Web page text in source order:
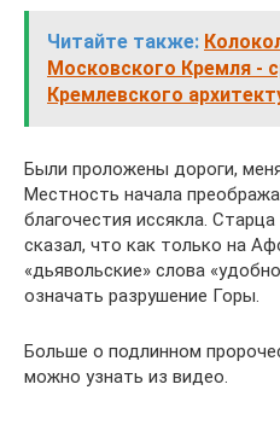
Читайте также:
Московского Кремля -
Кремлевского
Были проложены дороги,
Местность начала
благочестия иссякла.
сказал, что как только на
«дьявольские» слова
означать разрушение Горы.
Больше о подлинном
можно узнать из видео.